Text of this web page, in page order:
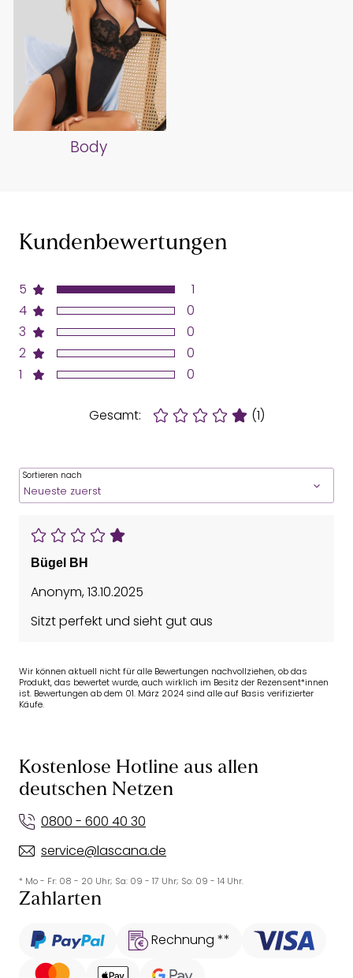
Body
Kundenbewertungen
5
4
3
2
1
1
0
0
0
0
Gesamt: (1)
Sortieren nach
Bügel BH
Anonym,13.10.2025
Sitzt perfekt und sieht gut aus
Wir können aktuell nicht für alle Bewertungen nachvollziehen, ob das
Produkt, das bewertet wurde, auch wirklich im Besitz der Rezensent*innen
ist. Bewertungen ab dem 01. März 2024 sind alle auf Basis verifizierter
Käufe.
Kostenlose Hotline aus allen
deutschen Netzen
0800 - 600 40 30
service@lascana.de
* Mo - Fr: 08 - 20 Uhr; Sa: 09 - 17 Uhr; So: 09 - 14 Uhr.
Zahlarten
Rechnung **